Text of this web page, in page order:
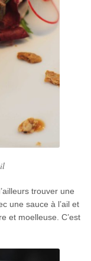
trouver une
une sauce à l’ail et
et moelleuse. C’est